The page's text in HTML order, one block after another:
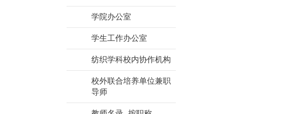
学院办公室
学生工作办公室
纺织学科校内协作机构
校外联合培养单位兼职
导师